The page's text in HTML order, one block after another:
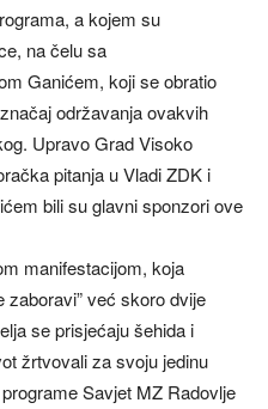
a kojem su
na čelu sa
Ganićem, koji se obratio
održavanja ovakvih
Upravo Grad Visoko
pitanja u Vladi ZDK i
bili su glavni sponzori ove
manifestacijom, koja
zaboravi” već skoro dvije
se prisjećaju šehida i
žrtvovali za svoju jedinu
Savjet MZ Radovlje